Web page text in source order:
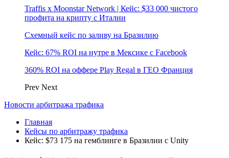
Traffis x Moonstar Network | Кейс: $33 000 чистого
профита на крипту с Италии
Схемный кейс по заливу на Бразилию
Кейс: 67% ROI на нутре в Мексике с Facebook
360% ROI на оффере Play Regal в ГЕО Франция
Prev Next
Новости арбитража трафика
Главная
Кейсы по арбитражу трафика
Кейс: $73 175 на гемблинге в Бразилии с Unity